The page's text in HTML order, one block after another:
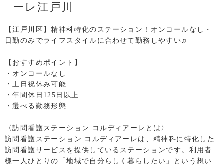
ーレ江戸川
【江戸川区】精神科特化のステーション！オンコールなし・
日勤のみでライフスタイルに合わせて勤務しやすい♫
【おすすめポイント】
・オンコールなし
・土日祝休み可能
・年間休日125日以上
・選べる勤務形態
〈訪問看護ステーション コルディアーレとは〉
訪問看護ステーション コルディアーレは、精神科に特化した
訪問看護サービスを提供しているステーションです。利用者
様一人ひとりの「地域で自分らしく暮らしたい」という想い